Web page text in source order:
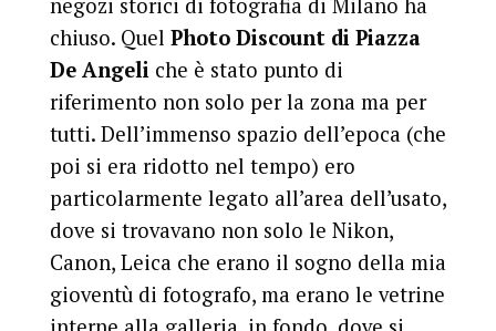
chiuso. Quel Photo Discount di Piazza
De Angeli che è stato punto di
riferimento non solo per la zona ma per
tutti. Dell’immenso spazio dell’epoca (che
poi si era ridotto nel tempo) ero
particolarmente legato all’area dell’usato,
dove si trovavano non solo le Nikon,
Canon, Leica che erano il sogno della mia
gioventù di fotografo, ma erano le vetrine